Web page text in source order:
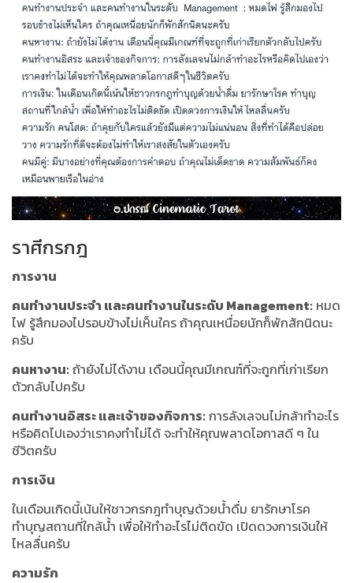
ราศีกรกฎ
การงาน
คนทำงานประจำ และคนทำงานในระดับ Management: หมด
ไฟ รู้สึกมองไปรอบข้างไม่เห็นใคร ถ้าคุณเหนื่อยนักก็พักสักนิดนะ
ครับ
คนหางาน:ถ้ายังไม่ได้งาน เดือนนี้คุณมีเกณฑ์ที่จะถูกที่เก่าเรียก
ตัวกลับไปครับ
คนทำงานอิสระ และเจ้าของกิจการ:การลังเลจนไม่กล้าทำอะไร
หรือคิดไปเองว่าเราคงทำไม่ได้ จะทำให้คุณพลาดโอกาสดี ๆ ใน
ชีวิตครับ
การเงิน
ในเดือนเกิดนี้เน้นให้ชาวกรกฎทำบุญด้วยน้ำดื่ม ยารักษาโรค
ทำบุญสถานที่ใกล้น้ำ เพื่อให้ทำอะไรไม่ติดขัด เปิดดวงการเงินให้
ไหลลื่นครับ
ความรัก